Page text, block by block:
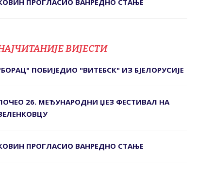
ПРОГЛАСИО ВАНРЕДНО СТАЊЕ
ВИЈЕСТИ
ПОБИЈЕДИО "ВИТЕБСК" ИЗ БЈЕЛОРУСИЈЕ
26. МЕЂУНАРОДНИ ЏЕЗ ФЕСТИВАЛ НА
ПРОГЛАСИО ВАНРЕДНО СТАЊЕ